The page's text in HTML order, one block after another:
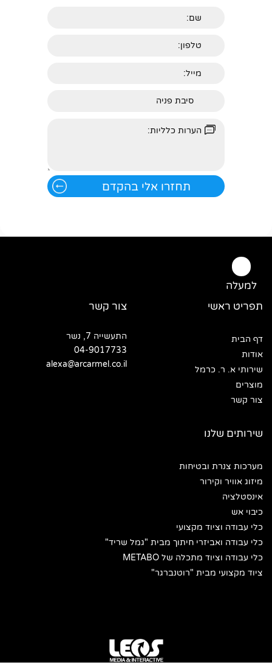
למעלה
תפריט ראשי
דף הבית
אודות
שירותי א. ר. כרמל
מוצרים
צור קשר
שירותים שלנו
מערכות צנרת ובטיחות
מיזוג אוויר וקירור
אינסטלציה
כיבוי אש
כלי עבודה וציוד מקצועי
כלי עבודה ואביזרי חיתוך מבית "גמל שריד"
כלי עבודה וציוד מתכלה של METABO
ציוד מקצועי מבית "רוטנברגר"
צור קשר
התעשייה 7, נשר
04-9017733
alexa@arcarmel.co.il